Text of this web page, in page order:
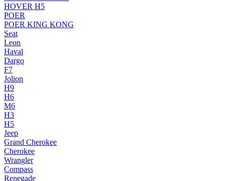
HOVER H5
POER
POER KING KONG
Seat
Leon
Haval
Dargo
F7
Jolion
H9
H6
M6
H3
H5
Jeep
Grand Cherokee
Cherokee
Wrangler
Compass
Renegade